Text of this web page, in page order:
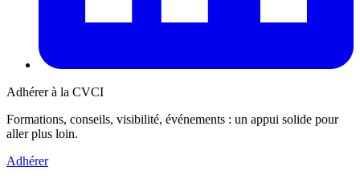
Adhérer à la CVCI
Formations, conseils, visibilité, événements : un appui solide pour
aller plus loin.
Adhérer